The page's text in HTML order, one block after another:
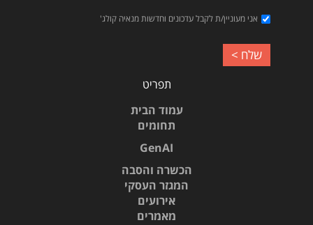
אני מעוניין/ת לקבל עדכונים וחדשות מנאיה קולג'
תפריט
עמוד הבית
תחומים
GenAI
הכשרה והסבה
המגזר העסקי
אירועים
מאמרים